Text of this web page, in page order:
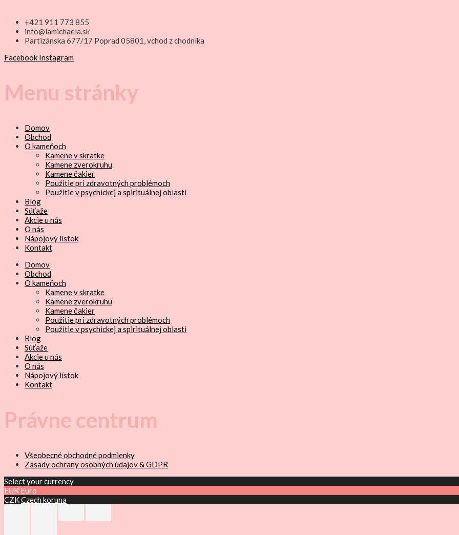
+421 911 773 855
info@lamichaela.sk
Partizánska 677/17 Poprad 05801, vchod z chodníka
Facebook Instagram
Menu stránky
Domov
Obchod
O kameňoch
Kamene v skratke
Kamene zverokruhu
Kamene čakier
Použitie pri zdravotných problémoch
Použitie v psychickej a spirituálnej oblasti
Blog
Súťaže
Akcie u nás
O nás
Nápojový lístok
Kontakt
Domov
Obchod
O kameňoch
Kamene v skratke
Kamene zverokruhu
Kamene čakier
Použitie pri zdravotných problémoch
Použitie v psychickej a spirituálnej oblasti
Blog
Súťaže
Akcie u nás
O nás
Nápojový lístok
Kontakt
Právne centrum
Všeobecné obchodné podmienky
Zásady ochrany osobných údajov & GDPR
Select your currency
EUR Euro
CZKCzech koruna